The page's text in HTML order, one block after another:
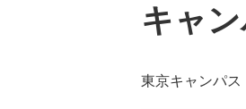
キャ
東京キャンパス